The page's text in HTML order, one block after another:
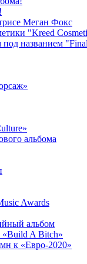
Меган Фокс
"Kreed
названием
альбома
Awards
альбом
«Build A Bitch»
к «Евро-2020»